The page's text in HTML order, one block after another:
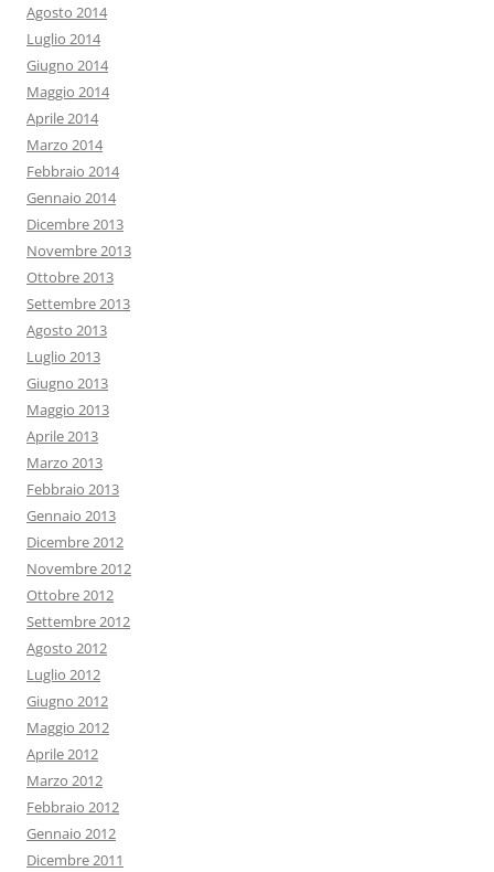
Agosto 2014
Luglio 2014
Giugno 2014
Maggio 2014
Aprile 2014
Marzo 2014
Febbraio 2014
Gennaio 2014
Dicembre 2013
Novembre 2013
Ottobre 2013
Settembre 2013
Agosto 2013
Luglio 2013
Giugno 2013
Maggio 2013
Aprile 2013
Marzo 2013
Febbraio 2013
Gennaio 2013
Dicembre 2012
Novembre 2012
Ottobre 2012
Settembre 2012
Agosto 2012
Luglio 2012
Giugno 2012
Maggio 2012
Aprile 2012
Marzo 2012
Febbraio 2012
Gennaio 2012
Dicembre 2011